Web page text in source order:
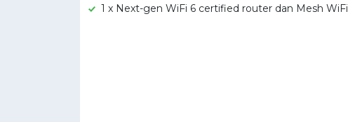
1 x Next-gen WiFi 6 certified router dan Mesh WiFi